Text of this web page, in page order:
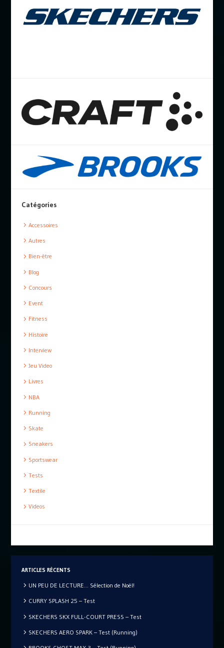
Catégories
Accessoires
Autres
Bien-être
Blog
Concours
Event
Fitness
Histoire
Interview
Jeu Video
Livres
NBA
Running
Skate
Sneakers
Sportswear
Tests
Textile
Videos
ARTICLES RÉCENTS
UN PEU DE LECTURE… Sélection de Noël!
CURRY SPLASH 25 – Test
SKECHERS SKX FULL-COURT PRESS – Test
SKECHERS AERO SPARK – Test (Running)